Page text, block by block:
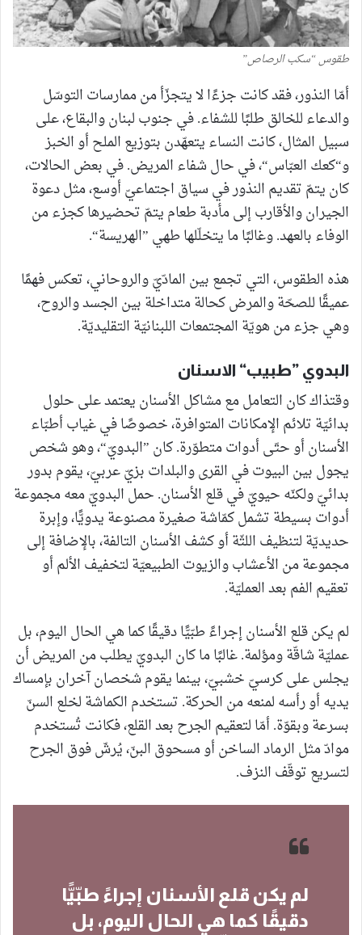
طقوس “سكب الرصاص”
أمّا النذور، فقد كانت جزءًا لا يتجزّأ من ممارسات التوسّل
والدعاء للخالق طلبًا للشفاء. في جنوب لبنان والبقاع، على
سبيل المثال، كانت النساء يتعهّدن بتوزيع الملح أو الخبز
و“كعك العبّاس“، في حال شفاء المريض. في بعض الحالات،
كان يتمّ تقديم النذور في سياق اجتماعيّ أوسع، مثل دعوة
الجيران والأقارب إلى مأدبة طعام يتمّ تحضيرها كجزء من
الوفاء بالعهد. وغالبًا ما يتخلّلها طهي ”الهريسة“.
هذه الطقوس، التي تجمع بين المادّيّ والروحاني، تعكس فهمًا
عميقًا للصحّة والمرض كحالة متداخلة بين الجسد والروح،
وهي جزء من هويّة المجتمعات اللبنانيّة التقليديّة.
البدوي ”طبيب“ الاسنان
وقتذاك كان التعامل مع مشاكل الأسنان يعتمد على حلول
بدائيّة تلائم الإمكانات المتوافرة، خصوصًا في غياب أطبّاء
الأسنان أو حتّى أدوات متطوّرة. كان ”البدويّ“، وهو شخص
يجول بين البيوت في القرى والبلدات بزيّ عربيّ، يقوم بدور
بدائيّ ولكنّه حيويّ في قلع الأسنان. حمل البدويّ معه مجموعة
أدوات بسيطة تشمل كمّاشة صغيرة مصنوعة يدويًّا، وإبرة
حديديّة لتنظيف اللثّة أو كشف الأسنان التالفة، بالإضافة إلى
مجموعة من الأعشاب والزيوت الطبيعيّة لتخفيف الألم أو
تعقيم الفم بعد العمليّة.
لم يكن قلع الأسنان إجراءً طبّيًّا دقيقًا كما هي الحال اليوم، بل
عمليّة شاقّة ومؤلمة. غالبًا ما كان البدويّ يطلب من المريض أن
يجلس على كرسيّ خشبيّ، بينما يقوم شخصان آخران بإمساك
يديه أو رأسه لمنعه من الحركة. تستخدم الكماشة لخلع السنّ
بسرعة وبقوّة. أمّا لتعقيم الجرح بعد القلع، فكانت تُستخدم
موادّ مثل الرماد الساخن أو مسحوق البنّ، يُرشّ فوق الجرح
لتسريع توقّف النزف.
لم يكن قلع الأسنان إجراءً طبّيًّا
دقيقًا كما هي الحال اليوم، بل